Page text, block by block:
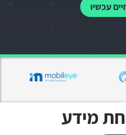
עכשיו
מידע